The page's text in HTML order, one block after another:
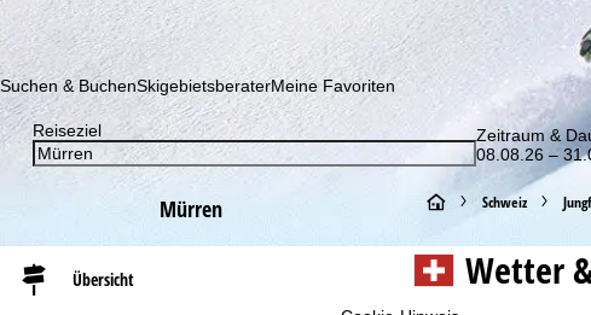
Suchen & BuchenSkigebietsberaterMeine Favoriten
Reiseziel
Zeitraum &
08.08.26 –
Mürren
Übersicht
S
t
Schweiz
Wetter